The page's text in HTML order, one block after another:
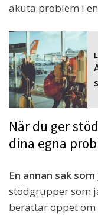
akuta problem i
När du ger
dina egna
En annan sak
stödgrupper som
berättar öppet